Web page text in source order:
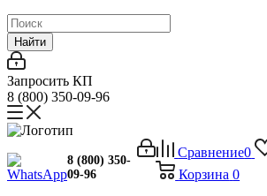
Найти
Запросить КП
8 (800) 350-09-96
Сравнение0
Корзина 0
8 (800) 350-
09-96